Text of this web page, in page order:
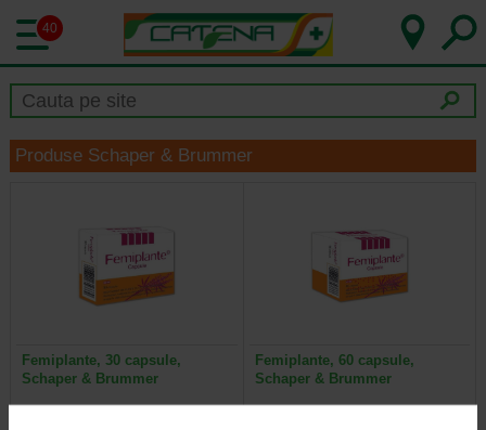
40
Produse Schaper & Brummer
Femiplante, 30 capsule,
Schaper & Brummer
Femiplante, 60 capsule,
Schaper & Brummer